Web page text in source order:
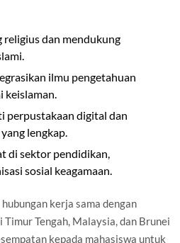
religius dan mendukung
ilmu pengetahuan
keislaman.
perpustakaan digital dan
lengkap.
di sektor pendidikan,
sosial keagamaan.
kerja sama dengan
Tengah, Malaysia, dan Brunei
kepada mahasiswa untuk